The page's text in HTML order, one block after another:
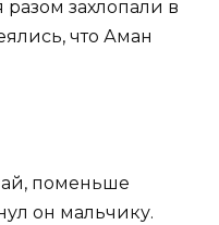
захлопали в
что Аман
поменьше
он мальчику.